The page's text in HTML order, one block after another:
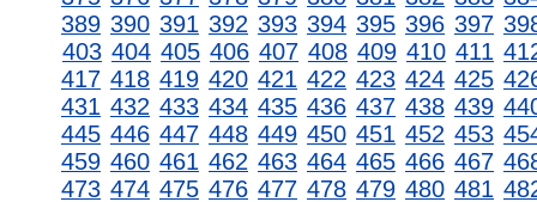
389 390 391 392 393 394 395 396 397
403 404 405 406 407 408 409 410 411
417 418 419 420 421 422 423 424 425
431 432 433 434 435 436 437 438 439
445 446 447 448 449 450 451 452 453
459 460 461 462 463 464 465 466 467
473 474 475 476 477 478 479 480 481